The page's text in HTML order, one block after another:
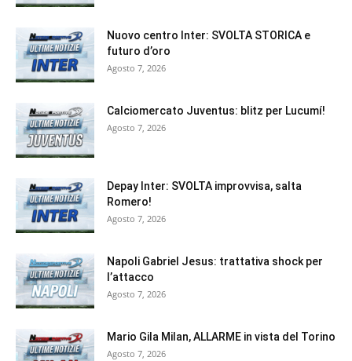
Nuovo centro Inter: SVOLTA STORICA e
futuro d’oro
Agosto 7, 2026
Calciomercato Juventus: blitz per Lucumí!
Agosto 7, 2026
Depay Inter: SVOLTA improvvisa, salta
Romero!
Agosto 7, 2026
Napoli Gabriel Jesus: trattativa shock per
l’attacco
Agosto 7, 2026
Mario Gila Milan, ALLARME in vista del Torino
Agosto 7, 2026